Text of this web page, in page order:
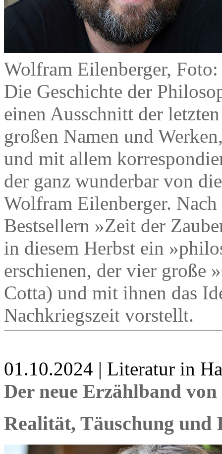
Wolfram Eilenberger,
Die Geschichte der
einen Ausschnitt der
großen Namen und
und mit allem
der ganz wunderbar von
Wolfram Eilenberger. Nach
Bestsellern »Zeit der
in diesem Herbst ein
erschienen, der vier große
Cotta) und mit ihnen das
Nachkriegszeit vorstellt.
01.10.2024 | Literatur in
Der neue Erzählband von
Realität, Täuschung und